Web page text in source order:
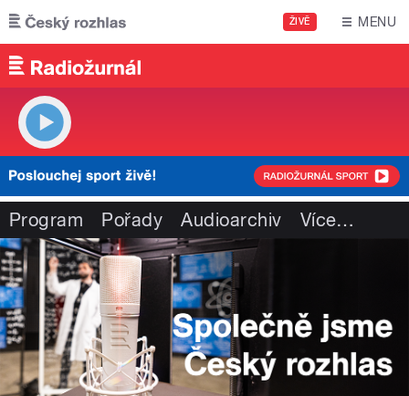
Přejít k hlavnímu obsahu
ŽIVĚ MENU
Program Pořady Audioarchiv Více…